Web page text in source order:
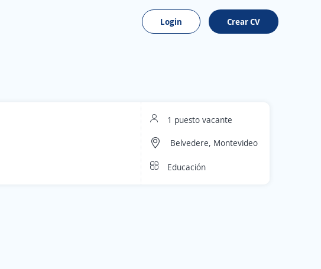
Login Crear CV
1 puesto vacante
Belvedere, Montevideo
Educación